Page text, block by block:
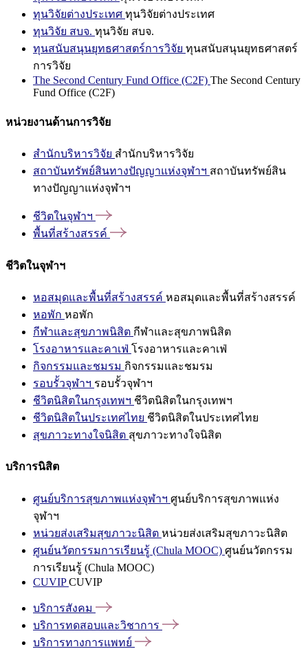
ทุนวิจัยต่างประเทศ ทุนวิจัยต่างประเทศ
ทุนวิจัย สบจ. ทุนวิจัย สบจ.
ทุนสนับสนุนยุทธศาสตร์การวิจัย ทุนสนับสนุนยุทธศาสตร์
การวิจัย
The Second Century Fund Office (C2F) The Second Century
Fund Office (C2F)
หน่วยงานด้านการวิจัย
สำนักบริหารวิจัย สำนักบริหารวิจัย
สถาบันทรัพย์สินทางปัญญาแห่งจุฬาฯ สถาบันทรัพย์สิน
ทางปัญญาแห่งจุฬาฯ
ชีวิตในจุฬาฯ
พื้นที่สร้างสรรค์
ชีวิตในจุฬาฯ
หอสมุดและพื้นที่สร้างสรรค์ หอสมุดและพื้นที่สร้างสรรค์
หอพัก หอพัก
กีฬาและสุขภาพนิสิต กีฬาและสุขภาพนิสิต
โรงอาหารและคาเฟ่ โรงอาหารและคาเฟ่
กิจกรรมและชมรม กิจกรรมและชมรม
รอบรั้วจุฬาฯ รอบรั้วจุฬาฯ
ชีวิตนิสิตในกรุงเทพฯ ชีวิตนิสิตในกรุงเทพฯ
ชีวิตนิสิตในประเทศไทย ชีวิตนิสิตในประเทศไทย
สุขภาวะทางใจนิสิต สุขภาวะทางใจนิสิต
บริการนิสิต
ศูนย์บริการสุขภาพแห่งจุฬาฯ ศูนย์บริการสุขภาพแห่ง
จุฬาฯ
หน่วยส่งเสริมสุขภาวะนิสิต หน่วยส่งเสริมสุขภาวะนิสิต
ศูนย์นวัตกรรมการเรียนรู้ (Chula MOOC) ศูนย์นวัตกรรม
การเรียนรู้ (Chula MOOC)
CUVIPCUVIP
บริการสังคม
บริการทดสอบและวิชาการ
บริการทางการแพทย์